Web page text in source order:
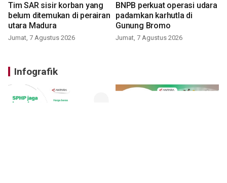
Tim SAR sisir korban yang
belum ditemukan di perairan
utara Madura
Jumat, 7 Agustus 2026
BNPB perkuat operasi udara
padamkan karhutla di
Gunung Bromo
Jumat, 7 Agustus 2026
Infografik